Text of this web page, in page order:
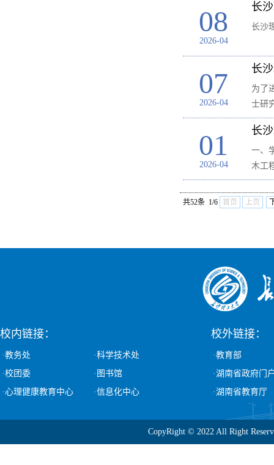
08
2026-04
长
长沙
07
2026-04
长
为了
士研
01
2026-04
长
一、
木工
共52条 1/6 首页 上页
校内链接：
·教务处
·科学技术处
·校团委
·图书馆
·心理健康教育中心
·信息化中心
校外链接：
·教育部
·湖南省政府门
·湖南省教育厅
CopyRight © 2022 All Right